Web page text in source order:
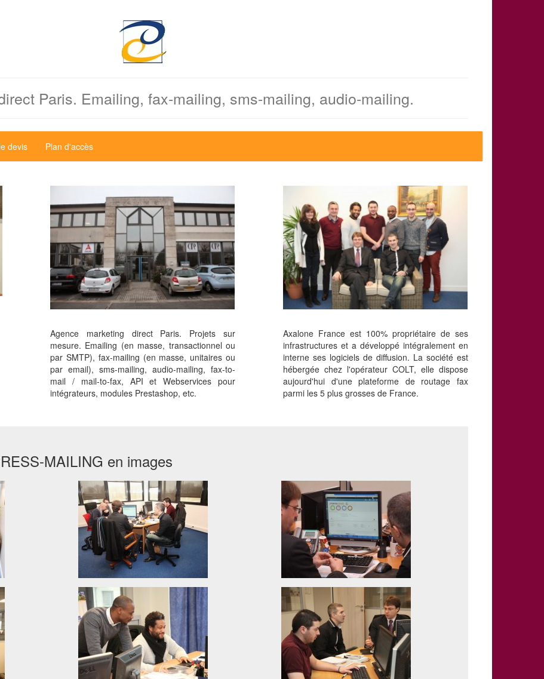
Paris. Emailing, fax-mailing, sms-mailing, audio-mailing.
devis Plan d'accès
Agence marketing direct Paris. Projets sur
mesure. Emailing (en masse, transactionnel ou
par SMTP), fax-mailing (en masse, unitaires ou
par email), sms-mailing, audio-mailing, fax-to-
mail / mail-to-fax, API et Webservices pour
intégrateurs, modules Prestashop, etc.
Axalone France est 100% propriétaire de ses
infrastructures et a développé intégralement en
interne ses logiciels de diffusion. La société est
hébergée chez l'opérateur COLT, elle dispose
aujourd'hui d'une plateforme de routage fax
parmi les 5 plus grosses de France.
MAILING en images